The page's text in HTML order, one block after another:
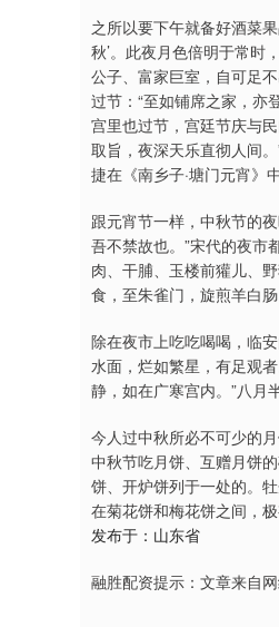
之所以要下午就备好酒菜
秋’。此夜月色倍明于常时
公子、富家巨室，自可足
过节：“至如铺席之家，亦
宫里也过节，宫廷节庆与
取旨，夜深天乐直彻人间
捷在《南乡子·塘门元宵》
跟元宵节一样，中秋节的
吾不禁故也。”宋代的夜市
肉、干脯、玉楼前獾儿、
食，至朱雀门，旋煎羊白
除在夜市上吃吃喝喝，临
水面，烂如繁星，有足观
静，如在广寒宫内。”八月
今人过中秋所必不可少的
中秋节吃月饼、互赠月饼
饼、开炉饼列于一处的。
在菊花饼和梅花饼之间，
发布于：山东省
融胜配资提示：文章来自